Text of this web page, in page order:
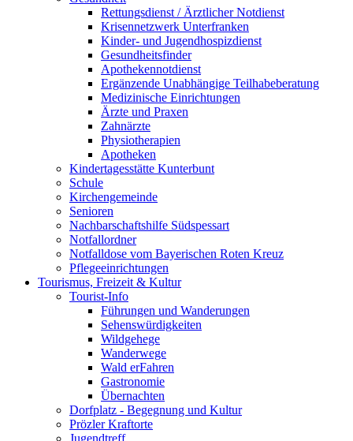
Rettungsdienst / Ärztlicher Notdienst
Krisennetzwerk Unterfranken
Kinder- und Jugendhospizdienst
Gesundheitsfinder
Apothekennotdienst
Ergänzende Unabhängige Teilhabeberatung
Medizinische Einrichtungen
Ärzte und Praxen
Zahnärzte
Physiotherapien
Apotheken
Kindertagesstätte Kunterbunt
Schule
Kirchengemeinde
Senioren
Nachbarschaftshilfe Südspessart
Notfallordner
Notfalldose vom Bayerischen Roten Kreuz
Pflegeeinrichtungen
Tourismus, Freizeit & Kultur
Tourist-Info
Führungen und Wanderungen
Sehenswürdigkeiten
Wildgehege
Wanderwege
Wald erFahren
Gastronomie
Übernachten
Dorfplatz - Begegnung und Kultur
Prözler Kraftorte
Jugendtreff